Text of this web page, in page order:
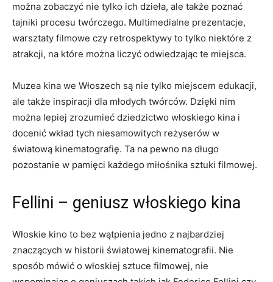
można⁤ zobaczyć nie tylko ‌ich dzieła, ale także poznać
‌tajniki procesu twórczego. Multimedialne ‍prezentacje,
warsztaty filmowe czy retrospektywy to ⁤tylko niektóre ​z
atrakcji, na które można ⁢liczyć odwiedzając ⁤te miejsca.
Muzea kina we ⁣Włoszech są ‌nie tylko ‍miejscem edukacji,
ale ⁣także ​inspiracji dla młodych twórców. Dzięki nim
można ​lepiej ⁤zrozumieć dziedzictwo ‌włoskiego kina i
docenić wkład tych ⁢niesamowitych ‍reżyserów w
‌światową ⁢kinematografię.⁤ Ta na pewno na długo
pozostanie​ w pamięci każdego miłośnika sztuki filmowej.
Fellini – ⁤geniusz włoskiego‌ kina
Włoskie kino ⁢to bez wątpienia ⁣jedno‌ z najbardziej
znaczących w⁣ historii światowej kinematografii. Nie
sposób ​mówić o włoskiej sztuce filmowej, nie ​